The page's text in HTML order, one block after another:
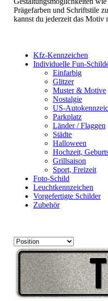
Prägefarben und Schriftstile
kannst du jederzeit das Motiv
Kfz-Kennzeichen
Individuelle Fun-
Einfarbig
Glitzer
Muster & Motive
Nostalgie
US-
Parkplatz
Länder / Flaggen
Städte
Halloween
Hochzeit,
Grillsaison
Sport, Freizeit
Foto-Schild
Leuchtkennzeichen
Vorgefertigte Schilder
Zubehör